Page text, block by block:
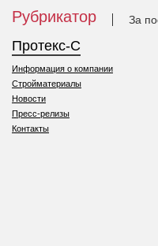
Рубрикатор За
Протекс-С
Информация о компании
Стройматериалы
Новости
Пресс-релизы
Контакты